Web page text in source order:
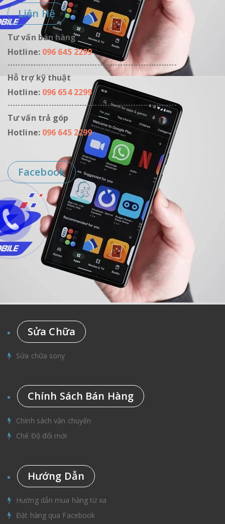
Liên Hệ
Tư vấn bán hàng
Hotline: 096 645 2299
------------------------------------------------------------------
Hỗ trợ kỹ thuật
Hotline: 096 654 2299
------------------------------------------------------------------
Tư vấn trả góp
Hotline: 096 645 2299
Facebook
Sửa Chữa
Sửa chữa sony
Chính Sách Bán Hàng
Chính sách vận chuyển
Chế Độ đổi mới
Hướng Dẫn
Hướng dẫn mua hàng từ xa
Đặt hàng qua Facebook